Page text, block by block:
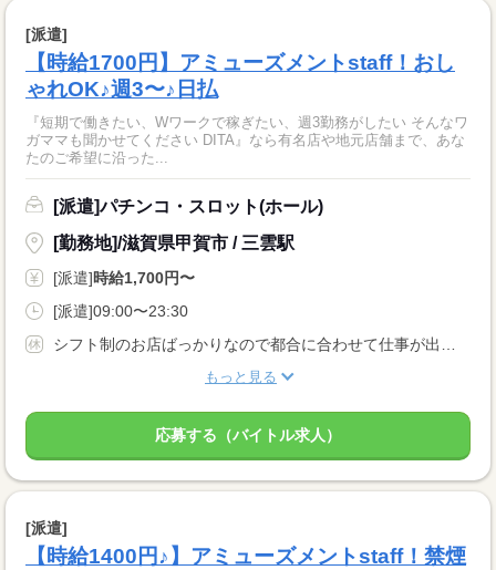
[派遣]
【時給1700円】アミューズメントstaff！おし
ゃれOK♪週3〜♪日払
『短期で働きたい、Wワークで稼ぎたい、週3勤務がしたい そんなワ
ガママも聞かせてください DITA』なら有名店や地元店舗まで、あな
たのご希望に沿った...
[派遣]パチンコ・スロット(ホール)
[勤務地]/滋賀県甲賀市 / 三雲駅
[派遣]時給1,700円〜
[派遣]09:00〜23:30
シフト制のお店ばっかりなので都合に合わせて仕事が出来ます！！ 学生・Ｗワークの方も空いている時間を有効に使っちゃおう！！ 学生の方はテスト等の予定もどんどん言って下さい！！
もっと見る
応募する（バイトル求人）
[派遣]
【時給1400円♪】アミューズメントstaff！禁煙